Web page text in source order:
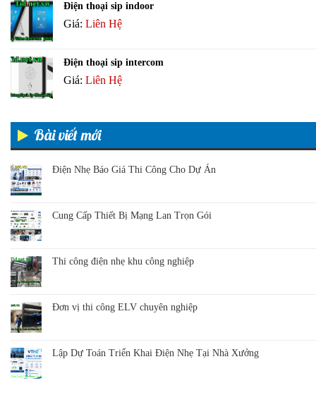
Điện thoại sip indoor
Giá: Liên Hệ
Điện thoại sip intercom
Giá: Liên Hệ
Bài viết mới
Điện Nhẹ Báo Giá Thi Công Cho Dự Án
Cung Cấp Thiết Bị Mạng Lan Trọn Gói
Thi công điện nhẹ khu công nghiệp
Đơn vị thi công ELV chuyên nghiệp
Lập Dự Toán Triển Khai Điện Nhẹ Tại Nhà Xưởng